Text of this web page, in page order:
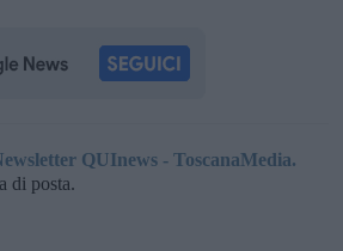
QUInews - ToscanaMedia.
di posta.